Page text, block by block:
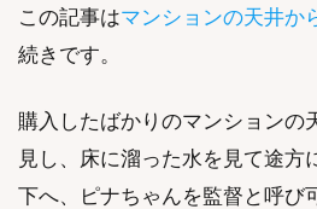
この記事はマンションの天井か
続きです。
購入したばかりのマンションの
見し、床に溜った水を見て途方
下へ、ピナちゃんを監督と呼び